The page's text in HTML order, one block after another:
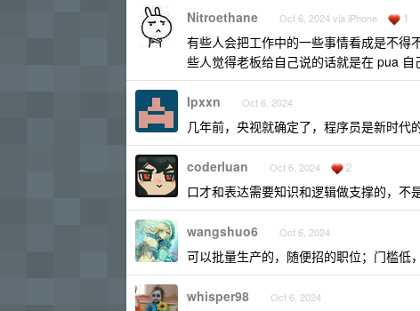
Nitroethane Oct 6, 2024 via iPhone 1
有些人会把工作中的一些事情看成是不得
些人觉得老板给自己说的话就是在 pua
lpxxn Oct 6, 2024
几年前，央视就确定了，程序员是新时代
coderluan Oct 6, 2024 2
口才和表达需要知识和逻辑做支撑的，不
wangshuo6 Oct 6, 2024
可以批量生产的，随便招的职位；门槛低
whisper98 Oct 6, 2024